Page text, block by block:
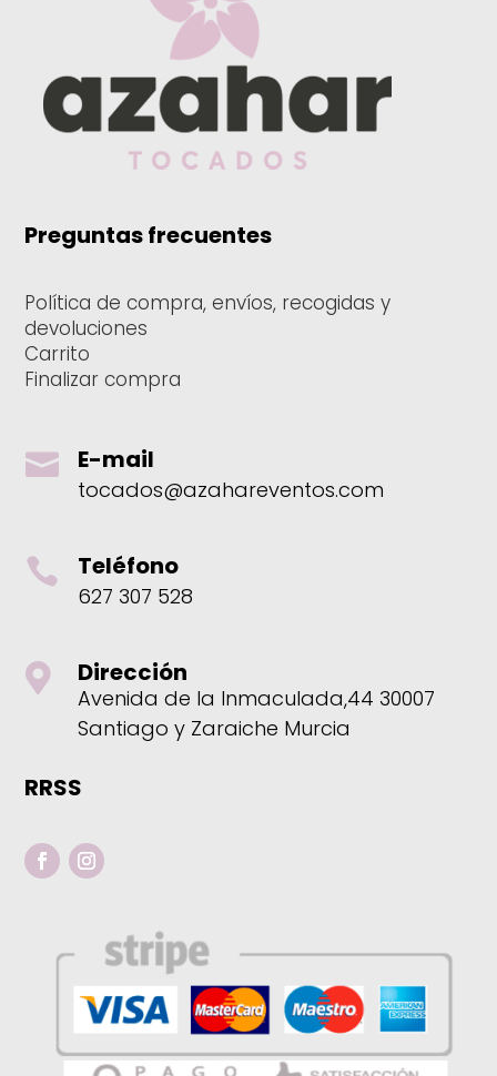
Preguntas frecuentes
Política de compra, envíos, recogidas y
devoluciones
Carrito
Finalizar compra
 E-mail
tocados@azahareventos.com
 Teléfono
627 307 528
 Dirección
Avenida de la Inmaculada,44 30007
Santiago y Zaraiche Murcia
RRSS